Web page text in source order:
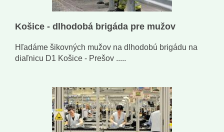
Košice - dlhodobá brigáda pre mužov
Hľadáme šikovných mužov na dlhodobú brigádu na
diaľnicu D1 Košice - Prešov .....